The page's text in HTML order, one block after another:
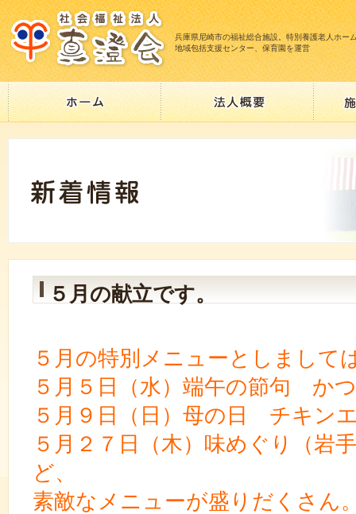
兵庫県尼崎市の福祉総合施設。特別養護老人ホー
地域包括支援センター、保育園を運営
５月の献立です。
５月の特別メニューとしまして
５月５日（水）端午の節句 か
５月９日（日）母の日 チキ
５月２７日（木）味めぐり（岩
ど、
素敵なメニューが盛りだくさん